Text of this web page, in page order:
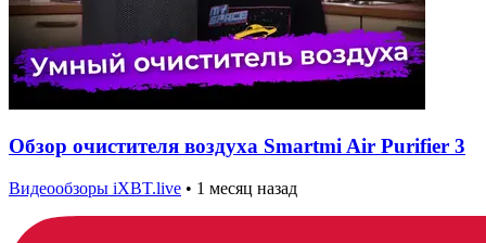
Обзор очистителя воздуха Smartmi Air Purifier 3
Видеообзоры iXBT.live • 1 месяц назад